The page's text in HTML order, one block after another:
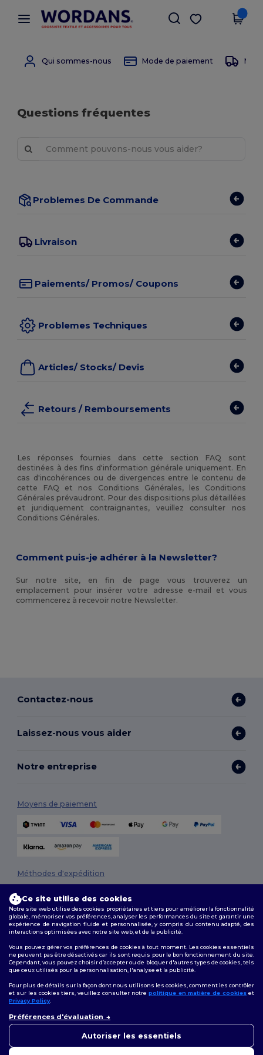
× Appli Wordans
Meilleurs prix sur l’app !
Obtenir l'appli
Qui sommes-nous Mode de paiement
Questions fréquentes
Problemes De Commande
Livraison
Paiements/ Promos/ Coupons
Problemes Techniques
Articles/ Stocks/ Devis
Retours / Remboursements
Les réponses fournies dans cette section FAQ sont
destinées à des fins d'information générale uniquement. En
cas d'incohérences ou de divergences entre le contenu de
cette FAQ et nos Conditions Générales, les Conditions
Générales prévaudront. Pour des dispositions plus détaillées
et juridiquement contraignantes, veuillez consulter nos
Conditions Générales.
Comment puis-je adhérer à la Newsletter?
Sur notre site, en fin de page vous trouverez un
emplacement pour insérer votre adresse e-mail et vous
commencerez à recevoir notre Newsletter.
Contactez-nous
Laissez-nous vous aider
Notre entreprise
Moyens de paiement
Méthodes d'expédition
Conditions Générales|Politique de personnalisation
Confidentialité|Politique de Cookies|Plan du Site
Suivez-nous
Ce site utilise des cookies
Notre site web utilise des cookies propriétaires et tiers pour améliorer la fonctionnalité
globale, mémoriser vos préférences, analyser les performances du site et garantir une
expérience de navigation fluide et personnalisée, y compris du contenu adapté, des
interactions optimisées avec notre site web, et de la publicité.
Vous pouvez gérer vos préférences de cookies à tout moment. Les cookies essentiels
ne peuvent pas être désactivés car ils sont requis pour le bon fonctionnement du site.
Cependant, vous pouvez choisir d’accepter ou de bloquer d'autres types de cookies, tels
que ceux utilisés pour la personnalisation, l'analyse et la publicité.
Pour plus de détails sur la façon dont nous utilisons les cookies, comment les contrôler
et sur les cookies tiers, veuillez consulter notre politique en matière de cookies et
Privacy Policy.
Préférences d'évaluation
Autoriser les essentiels